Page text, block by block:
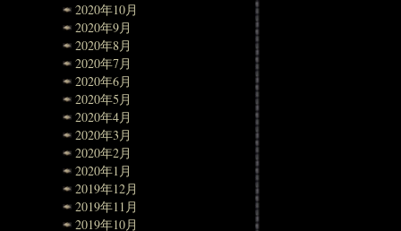
2020年10月
2020年9月
2020年8月
2020年7月
2020年6月
2020年5月
2020年4月
2020年3月
2020年2月
2020年1月
2019年12月
2019年11月
2019年10月